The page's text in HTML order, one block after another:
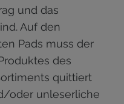
und das
Auf den
Pads muss der
des
quittiert
oder unleserliche